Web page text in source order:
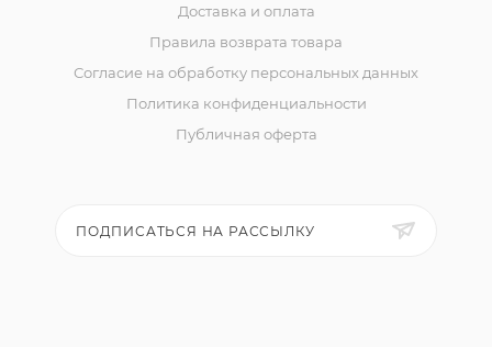
Доставка и оплата
Правила возврата товара
Согласие на обработку персональных данных
Политика конфиденциальности
Публичная оферта
ПОДПИСАТЬСЯ НА РАССЫЛКУ